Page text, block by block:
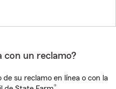
con un reclamo?
de su reclamo en línea o con la
®